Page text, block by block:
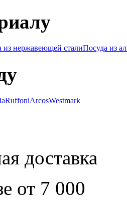
из нержавеющей сталиПосуда из
RuffoniArcosWestmark
доставка
от 7 000